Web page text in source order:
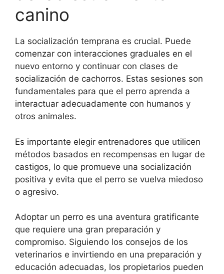
canino
La socialización temprana es crucial. Puede
comenzar con interacciones graduales en el
nuevo entorno y continuar con clases de
socialización de cachorros. Estas sesiones son
fundamentales para que el perro aprenda a
interactuar adecuadamente con humanos y
otros animales.
Es importante elegir entrenadores que utilicen
métodos basados ​​en recompensas en lugar de
castigos, lo que promueve una socialización
positiva y evita que el perro se vuelva miedoso
o agresivo.
Adoptar un perro es una aventura gratificante
que requiere una gran preparación y
compromiso. Siguiendo los consejos de los
veterinarios e invirtiendo en una preparación y
educación adecuadas, los propietarios pueden